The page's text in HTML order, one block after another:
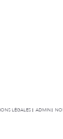
LÉGALES ADMIN